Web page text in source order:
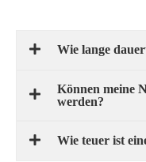
Wie lange
Können meine
werden?
Wie teuer ist